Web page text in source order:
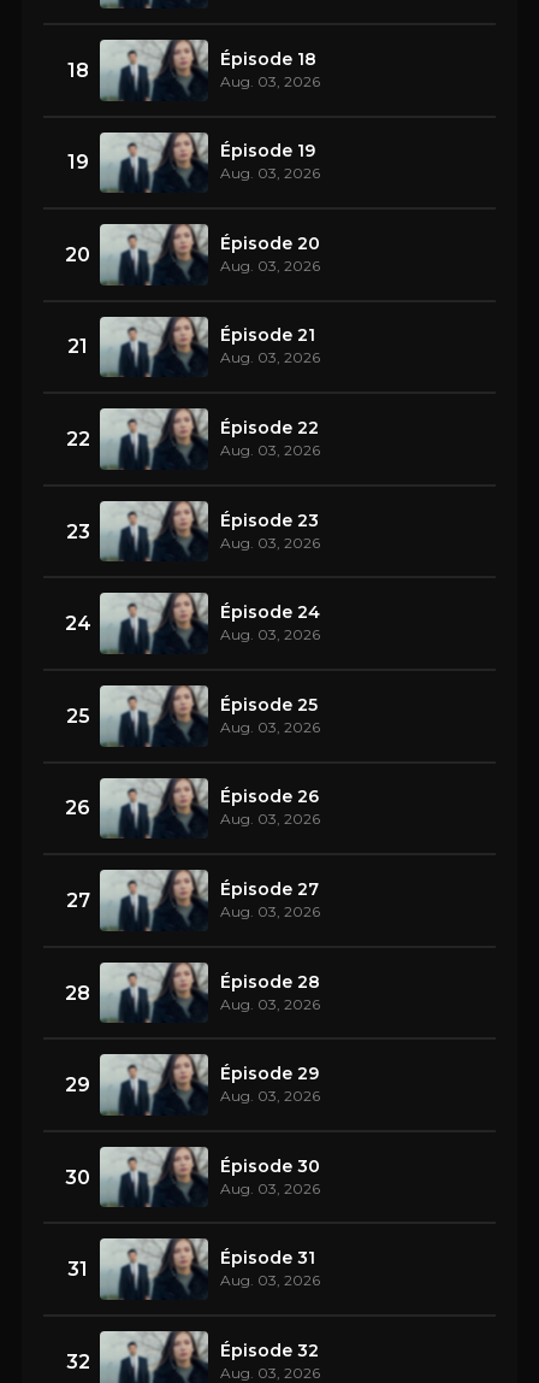
18 Épisode 18
Aug. 03, 2026
19 Épisode 19
Aug. 03, 2026
20 Épisode 20
Aug. 03, 2026
21 Épisode 21
Aug. 03, 2026
22 Épisode 22
Aug. 03, 2026
23 Épisode 23
Aug. 03, 2026
24 Épisode 24
Aug. 03, 2026
25 Épisode 25
Aug. 03, 2026
26 Épisode 26
Aug. 03, 2026
27 Épisode 27
Aug. 03, 2026
28 Épisode 28
Aug. 03, 2026
29 Épisode 29
Aug. 03, 2026
30 Épisode 30
Aug. 03, 2026
31 Épisode 31
Aug. 03, 2026
32 Épisode 32
Aug. 03, 2026